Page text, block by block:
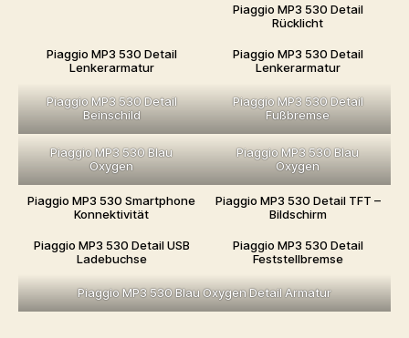
Piaggio MP3 530 Detail
Rücklicht
Piaggio MP3 530 Detail
Lenkerarmatur
Piaggio MP3 530 Detail
Lenkerarmatur
Piaggio MP3 530 Detail
Beinschild
Piaggio MP3 530 Detail
Fußbremse
Piaggio MP3 530 Blau
Oxygen
Piaggio MP3 530 Blau
Oxygen
Piaggio MP3 530 Smartphone
Konnektivität
Piaggio MP3 530 Detail TFT –
Bildschirm
Piaggio MP3 530 Detail USB
Ladebuchse
Piaggio MP3 530 Detail
Feststellbremse
Piaggio MP3 530 Blau Oxygen Detail Armatur